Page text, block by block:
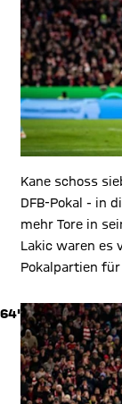
Kane schoss
DFB-Pokal - in
mehr Tore in
Lakic waren es
Pokalpartien für
64'